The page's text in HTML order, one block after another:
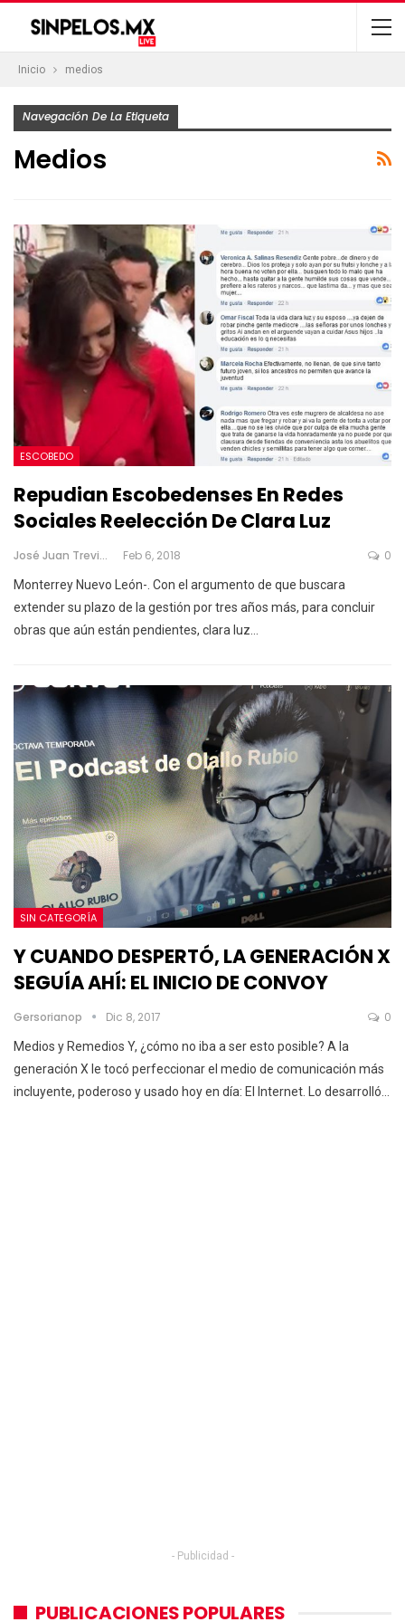
Inicio medios
Navegación De La Etiqueta
Medios
ESCOBEDO
Repudian Escobedenses En Redes
Sociales Reelección De Clara Luz
José Juan Treviño Feb 6, 2018 0
Monterrey Nuevo León-. Con el argumento de que buscara
extender su plazo de la gestión por tres años más, para concluir
obras que aún están pendientes, clara luz…
SIN CATEGORÍA
Y CUANDO DESPERTÓ, LA GENERACIÓN X
SEGUÍA AHÍ: EL INICIO DE CONVOY
Gersorianop Dic 8, 2017 0
Medios y Remedios Y, ¿cómo no iba a ser esto posible? A la
generación X le tocó perfeccionar el medio de comunicación más
incluyente, poderoso y usado hoy en día: El Internet. Lo desarrolló…
- Publicidad -
PUBLICACIONES POPULARES